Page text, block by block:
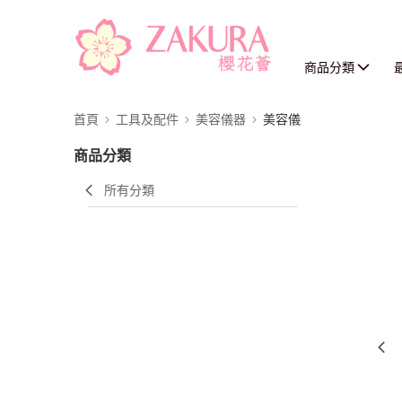
商品分類
首頁 工具及配件 美容儀器 美容儀
商品分類
所有分類